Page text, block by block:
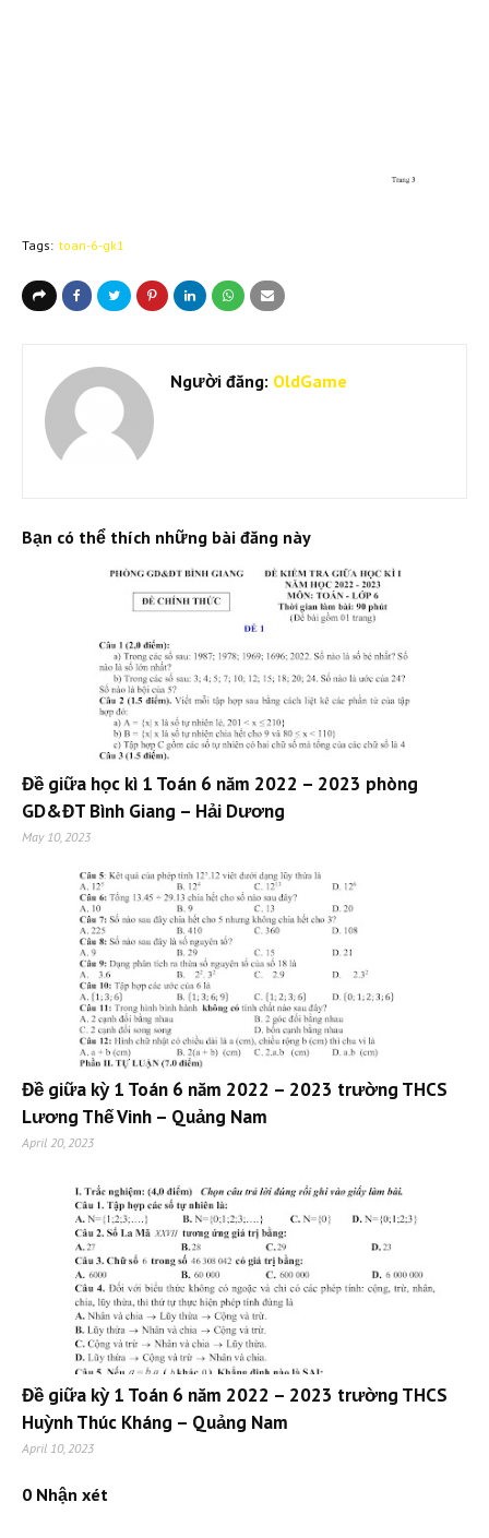
Tags: toan-6-gk1
Người đăng: OldGame
Bạn có thể thích những bài đăng này
Đề giữa học kì 1 Toán 6 năm 2022 – 2023 phòng
GD&ĐT Bình Giang – Hải Dương
May 10, 2023
Đề giữa kỳ 1 Toán 6 năm 2022 – 2023 trường THCS
Lương Thế Vinh – Quảng Nam
April 20, 2023
Đề giữa kỳ 1 Toán 6 năm 2022 – 2023 trường THCS
Huỳnh Thúc Kháng – Quảng Nam
April 10, 2023
0 Nhận xét